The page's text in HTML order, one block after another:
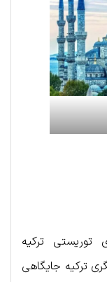
توریستی ترکیه
ترکیه جایگاهی